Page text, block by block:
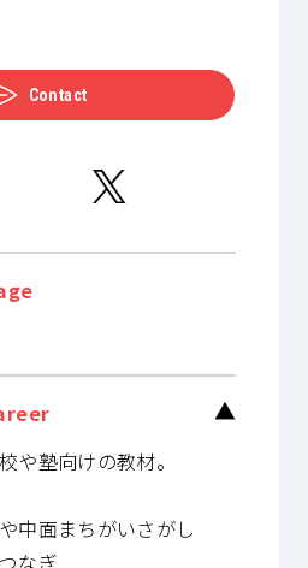
Contact
▼
や塾向けの教材。
中面まちがいさがし
なぎ